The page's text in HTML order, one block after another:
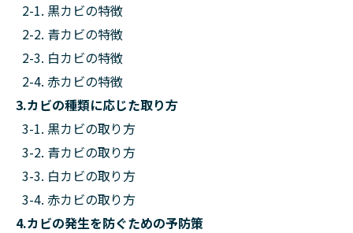
2-1. 黒カビの特徴
2-2. 青カビの特徴
2-3. 白カビの特徴
2-4. 赤カビの特徴
3.カビの種類に応じた取り方
3-1. 黒カビの取り方
3-2. 青カビの取り方
3-3. 白カビの取り方
3-4. 赤カビの取り方
4.カビの発生を防ぐための予防策